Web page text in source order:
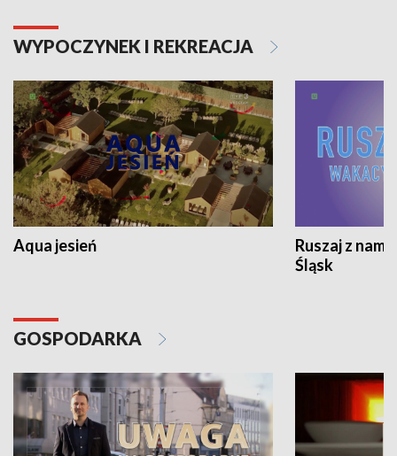
WYPOCZYNEK I REKREACJA
Aqua jesień
Ruszaj z
Śląsk
GOSPODARKA